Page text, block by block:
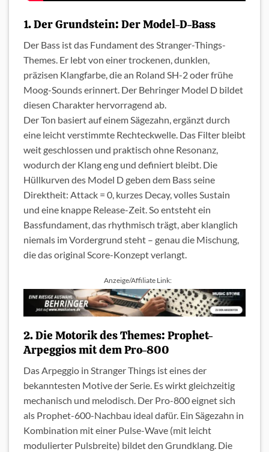
1. Der Grundstein: Der Model-D-Bass
Der Bass ist das Fundament des Stranger-Things-
Themes. Er lebt von einer trockenen, dunklen,
präzisen Klangfarbe, die an Roland SH-2 oder frühe
Moog-Sounds erinnert. Der Behringer Model D bildet
diesen Charakter hervorragend ab.
Der Ton basiert auf einem Sägezahn, ergänzt durch
eine leicht verstimmte Rechteckwelle. Das Filter bleibt
weit geschlossen und praktisch ohne Resonanz,
wodurch der Klang eng und definiert bleibt. Die
Hüllkurven des Model D geben dem Bass seine
Direktheit: Attack = 0, kurzes Decay, volles Sustain
und eine knappe Release-Zeit. So entsteht ein
Bassfundament, das rhythmisch trägt, aber klanglich
niemals im Vordergrund steht – genau die Mischung,
die das original Score-Konzept verlangt.
Anzeige/Affiliate Link:
2. Die Motorik des Themes: Prophet-
Arpeggios mit dem Pro-800
Das Arpeggio in Stranger Things ist eines der
bekanntesten Motive der Serie. Es wirkt gleichzeitig
mechanisch und melodisch. Der Pro-800 eignet sich
als Prophet-600-Nachbau ideal dafür. Ein Sägezahn in
Kombination mit einer Pulse-Wave (mit leicht
modulierter Pulsbreite) bildet den Grundklang. Die